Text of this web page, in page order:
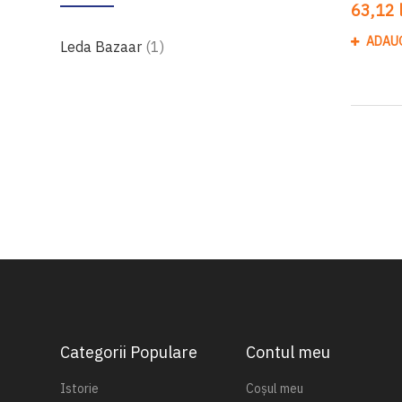
Leda Bazaar 1produs
63,12
Categorii Populare
Istorie
Contul meu
Coșul meu